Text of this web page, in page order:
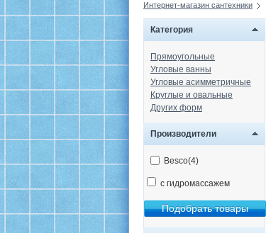
Интернет-магазин сантехники
Категория
Прямоугольные
Угловые ванны
Угловые асимметричные
Круглые и овальные
Других форм
Производители
Besco(4)
с гидромассажем